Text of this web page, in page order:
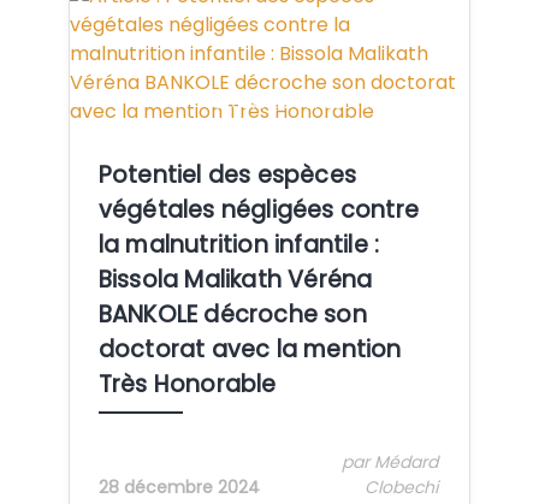
Crédit: @Dr Shoot Esdras-FABI
Potentiel des espèces
végétales négligées contre
la malnutrition infantile :
Bissola Malikath Véréna
BANKOLE décroche son
doctorat avec la mention
Très Honorable
28 décembre 2024
par Médard
Clobechi